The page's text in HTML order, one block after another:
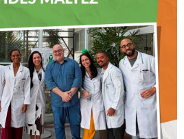
LEVA EDUCAÇÃO
AOS
DAS UTIs
ARISTIDES